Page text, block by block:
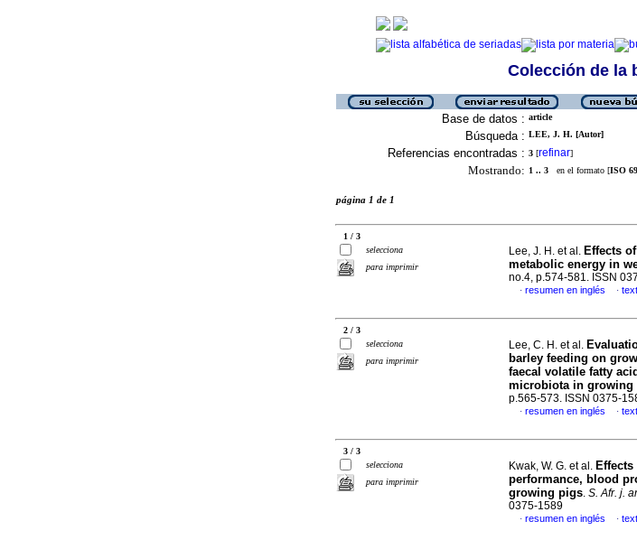
Colección de la
Base de datos : article
Búsqueda : LEE, J. H. [Autor]
Referencias encontradas : 3 [refinar]
Mostrando: 1 .. 3 en el formato [ISO
página 1 de 1
1 / 3
selecciona
para imprimir
Lee, J. H. et al. Effects
metabolic energy in
no.4, p.574-581. ISSN
· resumen en inglés ·
2 / 3
selecciona
para imprimir
Lee, C. H. et al.
barley feeding on
faecal volatile fatty
microbiota in growing
p.565-573. ISSN 0375-
· resumen en inglés ·
3 / 3
selecciona
para imprimir
Kwak, W. G. et al.
performance, blood
growing pigs. S. Afr. j.
0375-1589
· resumen en inglés ·